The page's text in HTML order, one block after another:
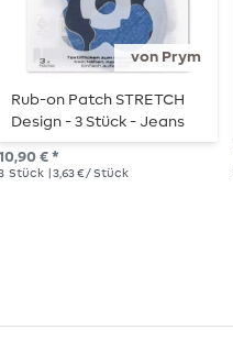
von Prym
Rub-on Patch STRETCH
Design - 3 Stück - Jeans
€ *
Stück | 3,63 € / Stück